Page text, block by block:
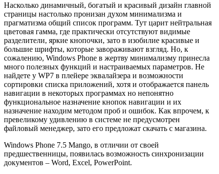
Насколько динамичный, богатый и красивый дизайн главной
страницы настолько пронизан духом минимализма и
прагматизма общий список программ. Тут царит нейтральная
цветовая гамма, где практически отсутствуют видимые
разделители, яркие кнопочки, зато в изобилие красивые и
большие шрифты, которые завораживают взгляд. Но, к
сожалению, Windows Phone в жертву минимализму принесла
много полезных функций и настраиваемых параметров. Не
найдете у WP7 в плейере эквалайзера и возможности
сортировки списка приложений, хотя и отображается панель
навигации в некоторых программах но непонятно
функциональное назначение кнопок навигации и их
назначение находим методом проб и ошибок. Как впрочем, к
превеликому удивлению в системе не предусмотрен
файловый менеджер, зато его предложат скачать с магазина.
Windows Phone 7.5 Mango, в отличии от своей
предшественницы, появилась возможность синхронизации
документов – Word, Excel, PowerPoint.